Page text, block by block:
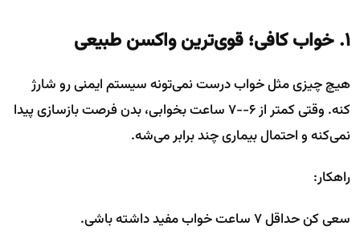
۱. خواب کافی؛ قوی‌ترین واکسن طبیعی
هیچ چیزی مثل خواب درست نمی‌تونه سیستم ایمنی رو شارژ
کنه. وقتی کمتر از ۶--۷ ساعت بخوابی، بدن فرصت بازسازی پیدا
نمی‌کنه و احتمال بیماری چند برابر می‌شه.
راهکار:
سعی کن حداقل ۷ ساعت خواب مفید داشته باشی.